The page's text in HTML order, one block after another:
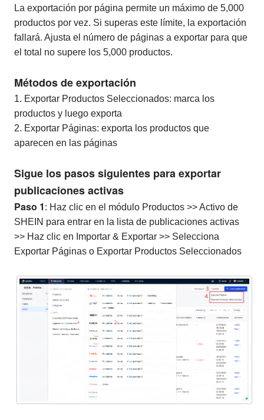
La exportación por página permite un máximo de 5,000
productos por vez. Si superas este límite, la exportación
fallará. Ajusta el número de páginas a exportar para que
el total no supere los 5,000 productos.
Métodos de exportación
1. Exportar Productos Seleccionados: marca los
productos y luego exporta
2. Exportar Páginas: exporta los productos que
aparecen en las páginas
Sigue los pasos siguientes para exportar
publicaciones activas
Paso 1 : Haz clic en el módulo Productos >> Activo de
SHEIN para entrar en la lista de publicaciones activas
>> Haz clic en Importar & Exportar >> Selecciona
Exportar Páginas o Exportar Productos Seleccionados